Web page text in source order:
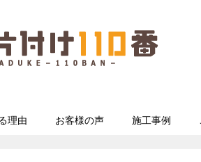
理由 お客様の声 施工事例